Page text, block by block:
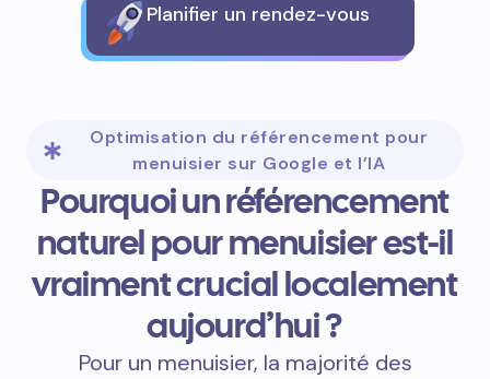
Planifier un rendez-vous
Optimisation du référencement pour
menuisier sur Google et l’IA
Pourquoi un référencement
naturel pour menuisier est-il
vraiment crucial localement
aujourd’hui ?
Pour un menuisier, la majorité des